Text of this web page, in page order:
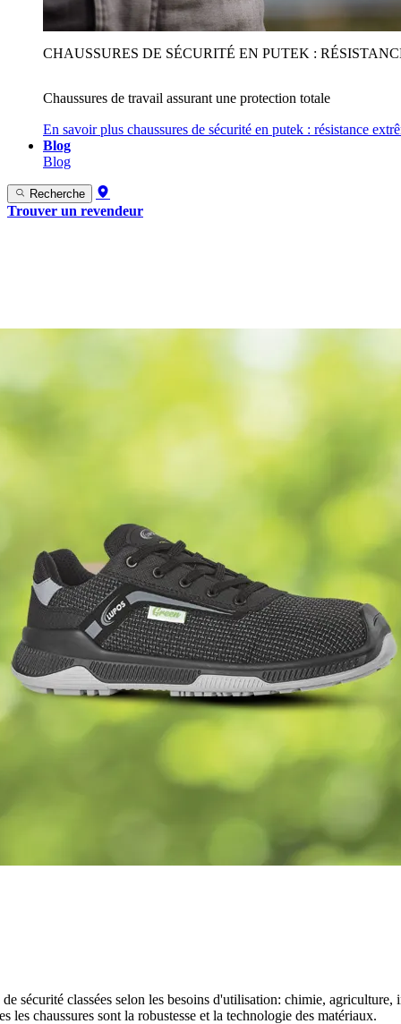
CHAUSSURES DE SÉCURITÉ EN PUTEK :
Chaussures de travail assurant une protection totale
En savoir plus chaussures de sécurité en putek : résistance
Blog
Blog
Recherche
Trouver un revendeur
sécurité classées selon les besoins d'utilisation: chimie, agriculture,
les chaussures sont la robustesse et la technologie des matériaux.